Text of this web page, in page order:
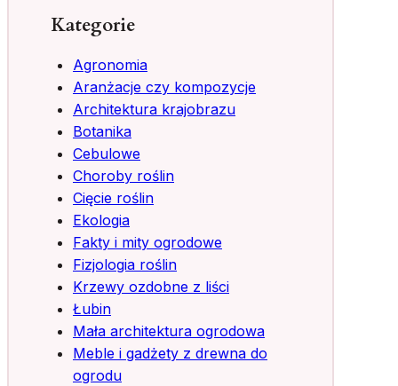
Kategorie
Agronomia
Aranżacje czy kompozycje
Architektura krajobrazu
Botanika
Cebulowe
Choroby roślin
Cięcie roślin
Ekologia
Fakty i mity ogrodowe
Fizjologia roślin
Krzewy ozdobne z liści
Łubin
Mała architektura ogrodowa
Meble i gadżety z drewna do
ogrodu